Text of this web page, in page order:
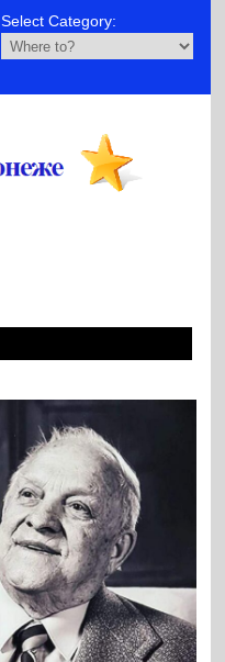
Select Category: